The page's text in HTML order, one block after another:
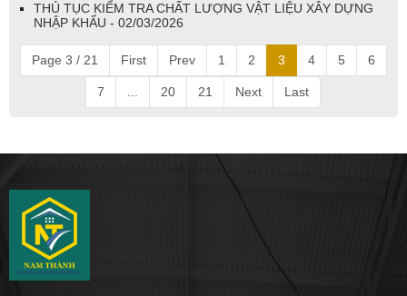
THỦ TỤC KIỂM TRA CHẤT LƯỢNG VẬT LIỆU XÂY DỰNG
NHẬP KHẨU - 02/03/2026
Page 3 / 21 First Prev 1 2 3 4 5 6
7 ... 20 21 Next Last